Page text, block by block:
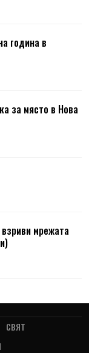
година в
за място в Нова
мрежата
СВЯТ